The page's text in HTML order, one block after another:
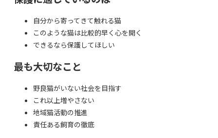
自分から寄ってきて触れる猫
このような猫は比較的早く心を開く
できるなら保護してほしい
最も大切なこと
野良猫がいない社会を目指す
これ以上増やさない
地域猫活動の推進
責任ある飼育の徹底